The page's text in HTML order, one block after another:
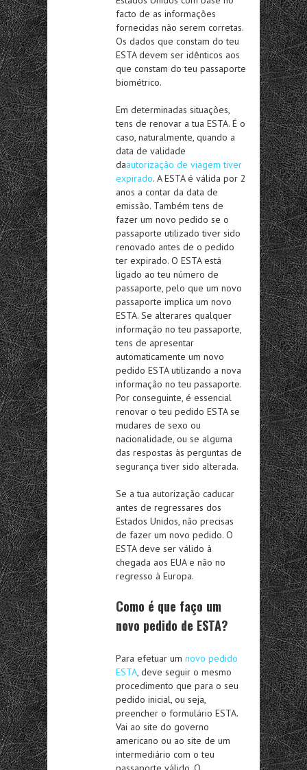
facto de as informações
fornecidas não serem corretas.
Os dados que constam do teu
ESTA devem ser idênticos aos
que constam do teu passaporte
biométrico.
Em determinadas situações,
tens de renovar a tua ESTA. É o
caso, naturalmente, quando a
data de validade
daautorização de viagem tiver
expirado. A ESTA é válida por 2
anos a contar da data de
emissão. Também tens de
fazer um novo pedido se o
passaporte utilizado tiver sido
renovado antes de o pedido
ter expirado. O ESTA está
ligado ao teu número de
passaporte, pelo que um novo
passaporte implica um novo
ESTA. Se alterares qualquer
informação no teu passaporte,
tens de apresentar
automaticamente um novo
pedido ESTA utilizando a nova
informação no teu passaporte.
Por conseguinte, é essencial
renovar o teu pedido ESTA se
mudares de sexo ou
nacionalidade, ou se alguma
das respostas às perguntas de
segurança tiver sido alterada.
Se a tua autorização caducar
antes de regressares dos
Estados Unidos, não precisas
de fazer um novo pedido. O
ESTA deve ser válido à
chegada aos EUA e não no
regresso à Europa.
Como é que faço um
novo pedido de ESTA?
Para efetuar um novo pedido
ESTA, deve seguir o mesmo
procedimento que para o seu
pedido inicial, ou seja,
preencher o formulário ESTA.
Vai ao site do governo
americano ou ao site de um
intermediário com o teu